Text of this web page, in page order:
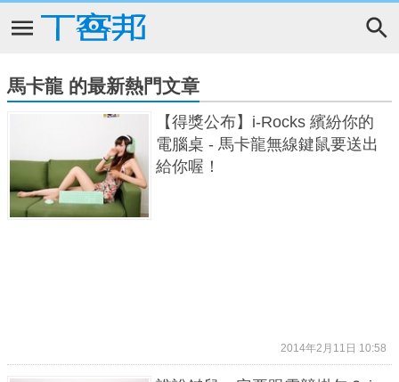
馬卡龍 的最新熱門文章
【得獎公布】i-Rocks 繽紛你的
電腦桌 - 馬卡龍無線鍵鼠要送出
給你喔！
2014年2月11日 10:58